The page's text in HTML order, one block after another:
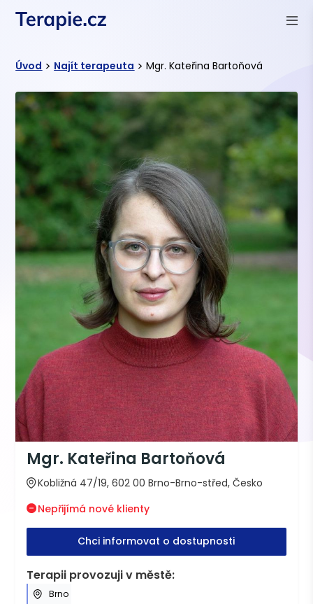
Úvod > Najít terapeuta > Mgr. Kateřina Bartoňová
Mgr. Kateřina Bartoňová
Kobližná 47/19, 602 00 Brno-Brno-střed, Česko
Nepřijímá nové klienty
Chci informovat o dostupnosti
Terapii provozuji v městě:
Brno